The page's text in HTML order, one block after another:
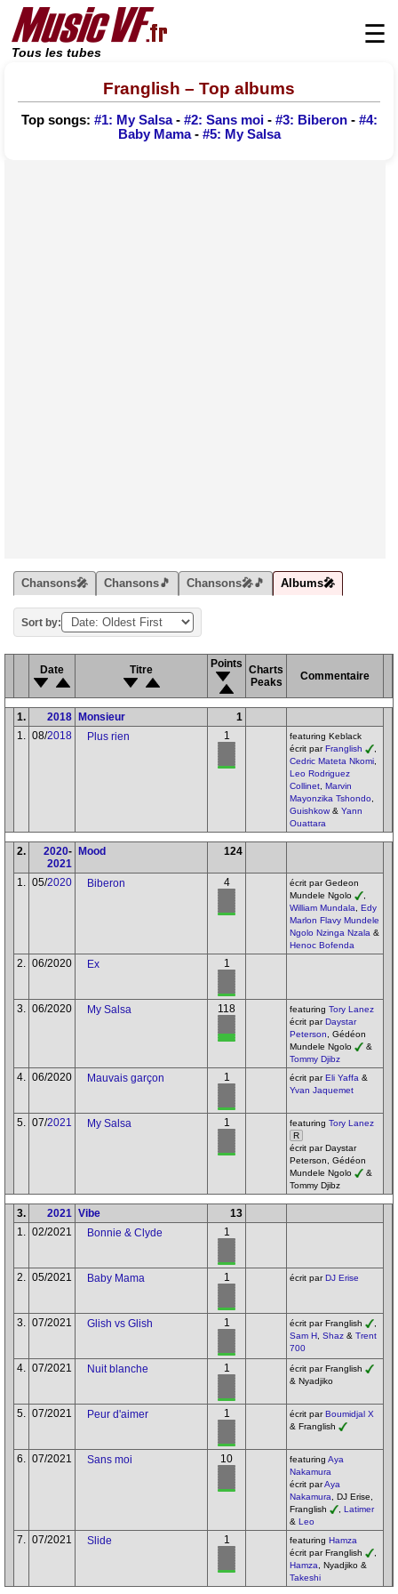
Tous les tubes
☰
Franglish – Top albums
Top songs: #1: My Salsa- #2: Sans moi- #3: Biberon- #4:
Baby Mama- #5: My Salsa
Chansons🎤 Chansons🎵 Chansons🎤🎵 Albums🎤
Sort by:
Date Titre Points Charts
Peaks
Commentaire
1. 2018 Monsieur
1
1. 08/2018 Plus rien 1
featuring Keblack
écrit parFranglish
Cedric Mateta Nkomi
Leo Rodriguez
Collinet Marvin
Mayonzika Tshondo
Guishkow & Yann
Ouattara
2. 2020-
2021
Mood 124
1. 05/2020 Biberon 4
écrit par Gedeon
Mundele Ngolo
William Mundala
Edy
Marlon Flavy Mundele
Ngolo Nzinga Nzala &
Henoc Bofenda
2. 06/2020 Ex 1
3. 06/2020 My Salsa 118 featuring Tory Lanez
écrit parDaystar
Peterson , Gédéon
Mundele Ngolo
&
Tommy Djibz
4. 06/2020 Mauvais garçon 1 écrit parEli Yaffa &
Yvan Jaquemet
5. 07/2021 My Salsa 1 featuring Tory Lanez
R
écrit par Daystar
Peterson, Gédéon
Mundele Ngolo
&
Tommy Djibz
3. 2021 Vibe
13
1. 02/2021 Bonnie & Clyde 1
2. 05/2021 Baby Mama 1 écrit parDJ Erise
3. 07/2021 Glish vs Glish 1 écrit par Franglish
Sam H Shaz & Trent
700
4. 07/2021 Nuit blanche 1
écrit par Franglish
& Nyadjiko
5. 07/2021 Peur d'aimer 1 écrit parBoumidjal X
& Franglish
6. 07/2021 Sans moi 10 featuring Aya
Nakamura
écrit parAya
Nakamura , DJ Erise,
Franglish
Latimer
& Leo
7. 07/2021 Slide 1 featuring Hamza
écrit par Franglish
Hamza , Nyadjiko &
Takeshi